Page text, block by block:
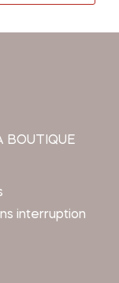
BOUTIQUE
interruption